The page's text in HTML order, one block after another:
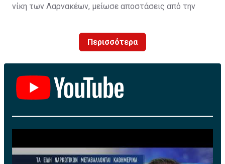
νίκη των Λαρνακέων, μείωσε αποστάσεις από την
Περισσότερα